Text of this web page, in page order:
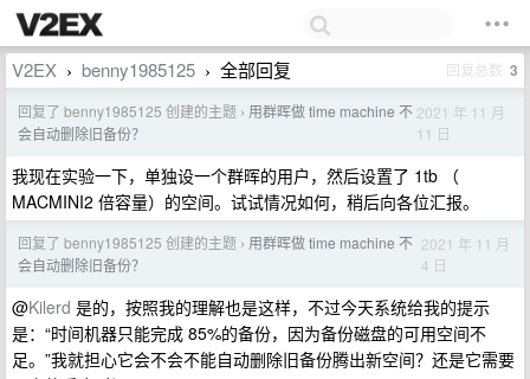
V2EX › benny1985125 › 全部回复 回复总数 3
回复了 benny1985125 创建的主题 › 用群晖做 time machine 不
会自动删除旧备份？
2021 年 11 月
11 日
我现在实验一下，单独设一个群晖的用户，然后设置了 1tb （
MACMINI2 倍容量）的空间。试试情况如何，稍后向各位汇报。
回复了 benny1985125 创建的主题 › 用群晖做 time machine 不
会自动删除旧备份？
2021 年 11 月
4 日
@Kilerd 是的，按照我的理解也是这样，不过今天系统给我的提示
是：“时间机器只能完成 85%的备份，因为备份磁盘的可用空间不
足。”我就担心它会不会不能自动删除旧备份腾出新空间？还是它需要